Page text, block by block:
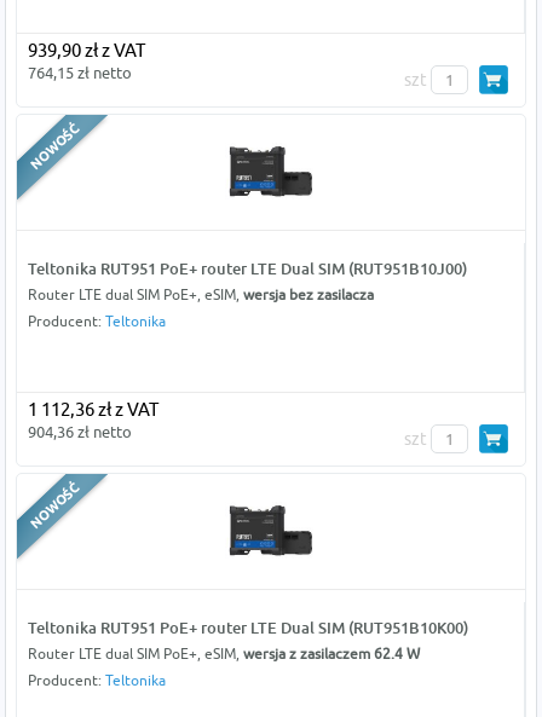
939,90 zł z VAT
764,15 zł netto szt
Teltonika RUT951 PoE+ router LTE Dual SIM (RUT951B10J00)
Router LTE dual SIM PoE+, eSIM, wersja bez zasilacza
Producent: Teltonika
1 112,36 zł z VAT
904,36 zł netto szt
Teltonika RUT951 PoE+ router LTE Dual SIM (RUT951B10K00)
Router LTE dual SIM PoE+, eSIM, wersja z zasilaczem 62.4 W
Producent: Teltonika